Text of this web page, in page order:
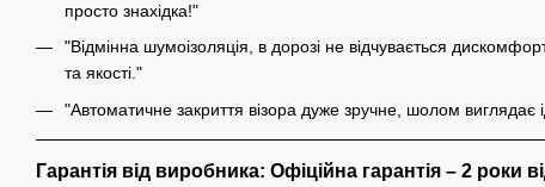
просто знахідка!"
"Відмінна шумоізоляція, в дорозі не відчувається
та якості."
"Автоматичне закриття візора дуже зручне, шолом
Гарантія від виробника: Офіційна гарантія – 2 роки